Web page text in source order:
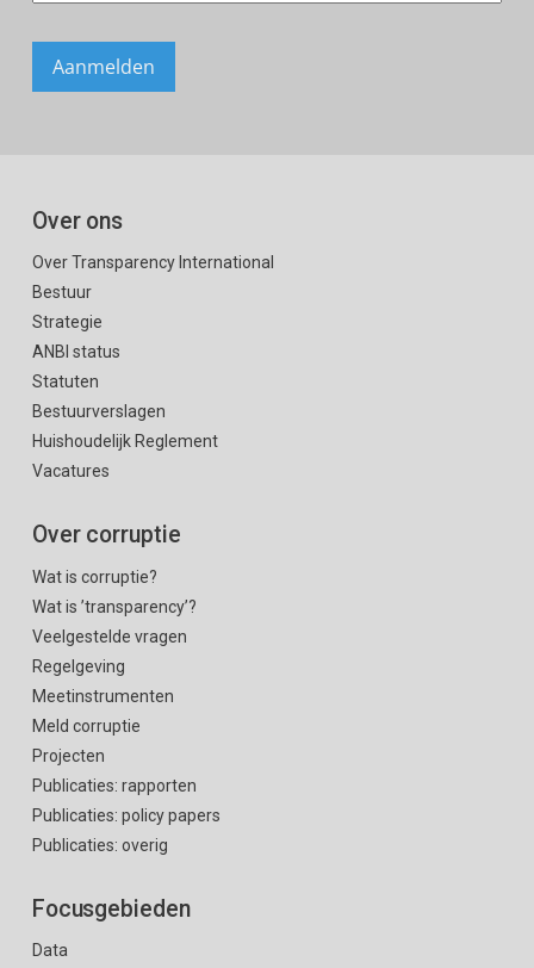
Over ons
Over Transparency International
Bestuur
Strategie
ANBI status
Statuten
Bestuurverslagen
Huishoudelijk Reglement
Vacatures
Over corruptie
Wat is corruptie?
Wat is ’transparency’?
Veelgestelde vragen
Regelgeving
Meetinstrumenten
Meld corruptie
Projecten
Publicaties: rapporten
Publicaties: policy papers
Publicaties: overig
Focusgebieden
Data